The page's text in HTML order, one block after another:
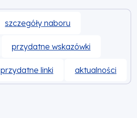
szczegóły naboru
przydatne wskazówki
przydatne linki aktualności